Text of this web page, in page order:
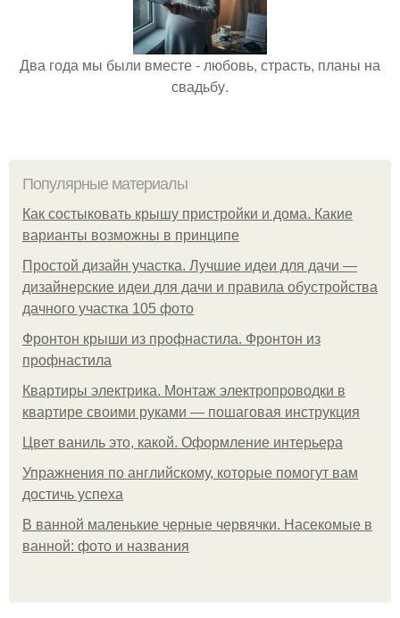
Два года мы были вместе - любовь, страсть, планы на
свадьбу.
Популярные материалы
Как состыковать крышу пристройки и дома. Какие
варианты возможны в принципе
Простой дизайн участка. Лучшие идеи для дачи —
дизайнерские идеи для дачи и правила обустройства
дачного участка 105 фото
Фронтон крыши из профнастила. Фронтон из
профнастила
Квартиры электрика. Монтаж электропроводки в
квартире своими руками — пошаговая инструкция
Цвет ваниль это, какой. Оформление интерьера
Упражнения по английскому, которые помогут вам
достичь успеха
В ванной маленькие черные червячки. Насекомые в
ванной: фото и названия